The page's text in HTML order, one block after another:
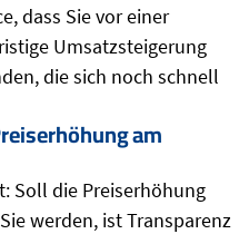
dass Sie vor einer
Umsatzsteigerung
die sich noch schnell
am
Soll die Preiserhöhung
werden, ist Transparenz